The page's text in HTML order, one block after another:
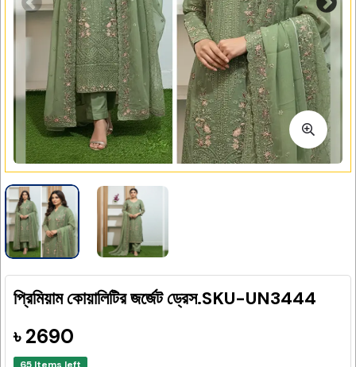
প্রিমিয়াম কোয়ালিটির জর্জেট ড্রেস.SKU-UN3444
৳ 2690